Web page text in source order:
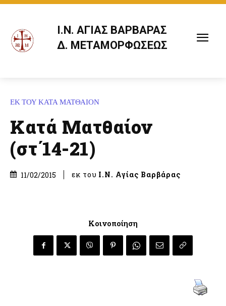
Ι.Ν. ΑΓΙΑΣ ΒΑΡΒΑΡΑΣ
Δ. ΜΕΤΑΜΟΡΦΩΣΕΩΣ
ΕΚ ΤΟΥ ΚΑΤΑ ΜΑΤΘΑΙΟΝ
Κατά Ματθαίον
(στ΄14-21)
11/02/2015 εκ του Ι.Ν. Αγίας Βαρβάρας
Κοινοποίηση